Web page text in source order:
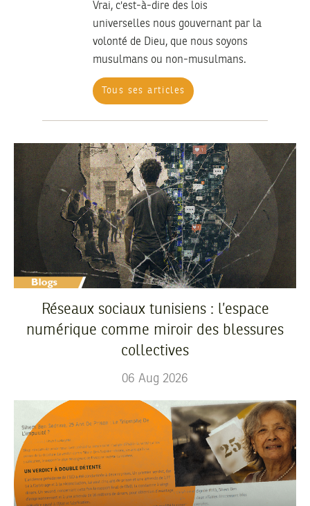
Vrai, c'est-à-dire des lois
universelles nous gouvernant par la
volonté de Dieu, que nous soyons
musulmans ou non-musulmans.
Tous ses articles
Réseaux sociaux tunisiens : l’espace
numérique comme miroir des blessures
collectives
06 Aug 2026